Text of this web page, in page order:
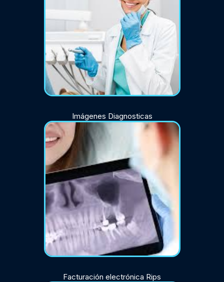
Imágenes Diagnosticas
Facturación electrónica Rips